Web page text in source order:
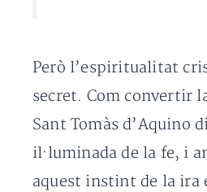
Però l’espiritualitat
secret. Com convertir
Sant Tomàs d’Aquino
il·luminada de la fe, i
aquest instint de la ira